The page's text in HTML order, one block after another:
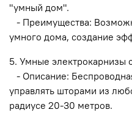
"умный дом".
- Преимущества:
умного дома, создание
5. Умные электрокарнизы
- Описание:
управлять шторами из
радиусе 20-30 метров.